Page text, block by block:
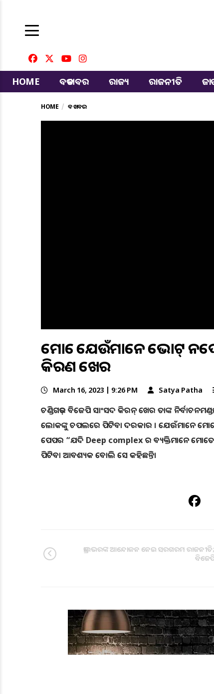
HOME
ବଡ ଖବର ରାଜ୍ୟ ରାଜନୀତି
HOME ବଡ ଖବର
ମୋତେ ଯେଉଁମାନେ ଭୋଟ୍
କିରଣ ଖେର
March 16, 2023 | 9:26 PM Satya Patha
ଚଣ୍ଡିଗଡ଼ର ବିଜେପି ସାଂସଦ କିରନ୍ ଖେର ତାଙ୍କ
ଲୋକଙ୍କୁ ଚପଲରେ ପିଟିବା ଦରକାର । ଯେଉଁମାନେ
ପେପର “ଯଦି Deep complex ର ବ୍ୟକ୍ତିମାନେ
ପିଟିବା ଆବଶ୍ୟକ ବୋଲି ସେ କହିଛନ୍ତି।
ଡ୍ରାଇଭରଙ୍କ ଆନ୍ଦୋଳନ ନେଇ ସରଗରମ